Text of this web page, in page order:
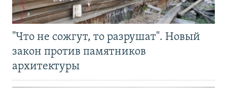
"Что не сожгут, то разрушат". Новый
закон против памятников
архитектуры